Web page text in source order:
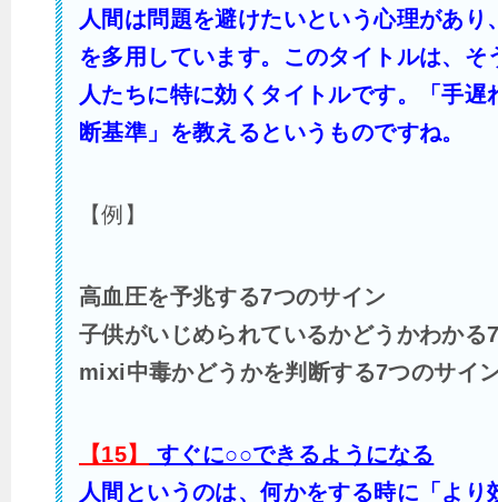
人間は問題を避けたいという心理があり
を多用しています。このタイトルは、そ
人たちに特に効くタイトルです。「手遅
断基準」を教えるというものですね。
【例】
高血圧を予兆する7つのサイン
子供がいじめられているかどうかわかる
mixi中毒かどうかを判断する7つのサイ
【15】
すぐに○○できるようになる
人間というのは、何かをする時に「より